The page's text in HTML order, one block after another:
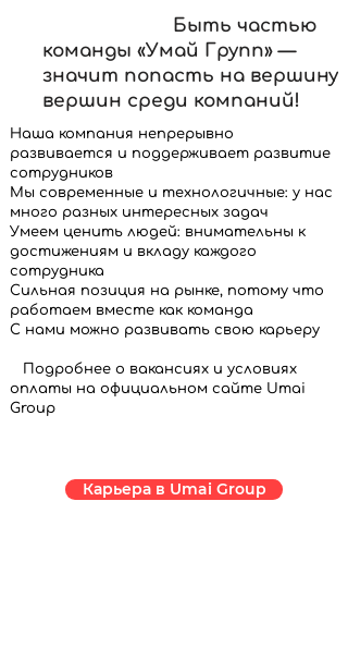
Быть частью
команды «Умай Групп» —
значит попасть на вершину
вершин среди компаний!
Наша компания непрерывно
развивается и поддерживает развитие
сотрудников
Мы современные и технологичные: у нас
много разных интересных задач
Умеем ценить людей: внимательны к
достижениям и вкладу каждого
сотрудника
Сильная позиция на рынке, потому что
работаем вместе как команда
С нами можно развивать свою карьеру
Подробнее о вакансиях и условиях
оплаты на официальном сайте Umai
Group
Карьера в Umai Group